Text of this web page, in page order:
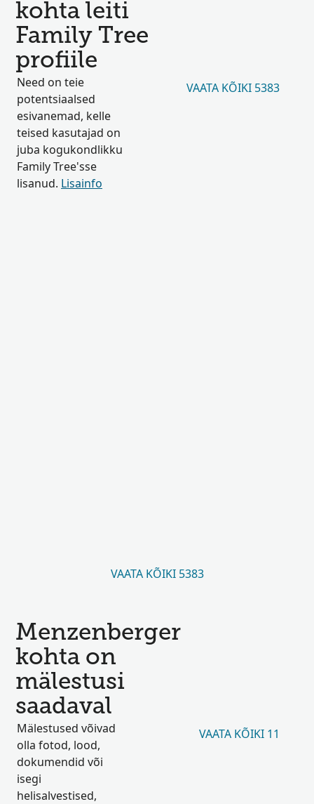
kohta leiti
Family Tree
profiile
Need on teie
potentsiaalsed
esivanemad, kelle
teised kasutajad on
juba kogukondlikku
Family Tree'sse
lisanud. Lisainfo
VAATA KÕIKI 5383
VAATA KÕIKI 5383
Menzenberger
kohta on
mälestusi
saadaval
Mälestused võivad
olla fotod, lood,
dokumendid või
isegi
helisalvestised,
VAATA KÕIKI 11